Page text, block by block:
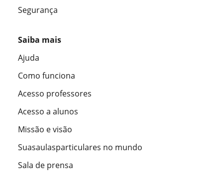
Segurança
Saiba mais
Ajuda
Como funciona
Acesso professores
Acesso a alunos
Missão e visão
Suasaulasparticulares no mundo
Sala de prensa